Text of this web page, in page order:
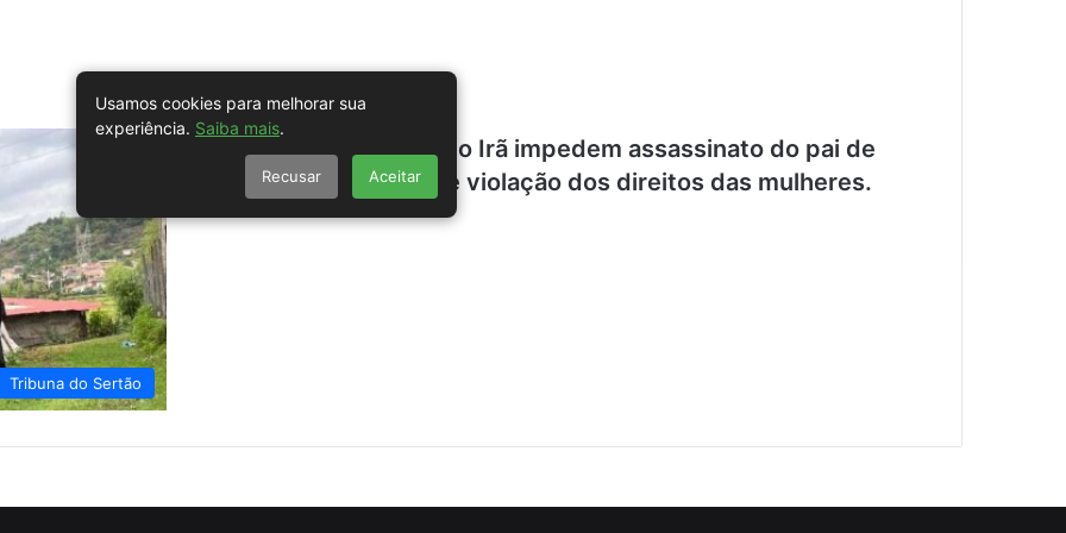
Tribuna do Sertão
Forças de segurança do Irã impedem assassinato do pai de
Mahsa Amini, vítima de violação dos direitos das mulheres.
Usamos cookies para melhorar sua
experiência. Saiba mais.
Recusar Aceitar